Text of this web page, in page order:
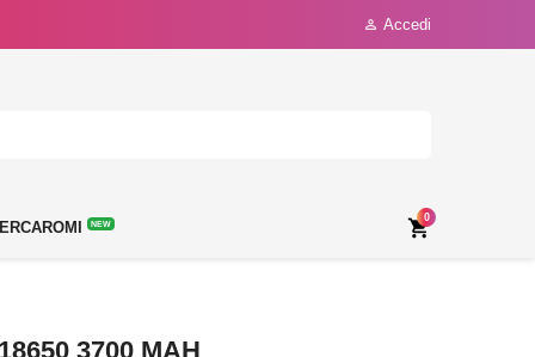
 Accedi
NEW 
0
3700 MAH